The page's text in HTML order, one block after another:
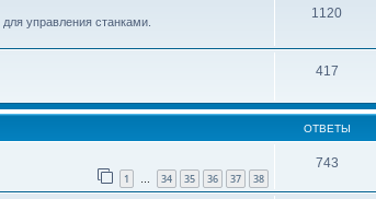
управления станками.
1120
417
ОТВЕТЫ
1 … 34 35 36 37 38
743